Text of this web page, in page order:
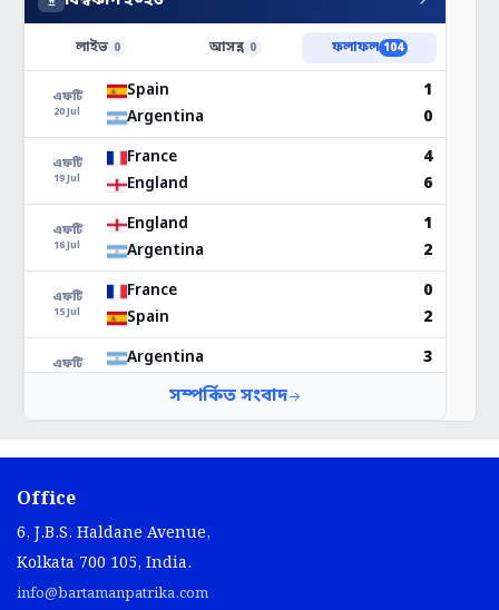
Office
6, J.B.S. Haldane Avenue,
Kolkata 700 105, India.
info@bartamanpatrika.com